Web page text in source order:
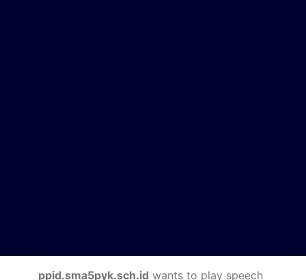
ppid.sma5pyk.sch.id wants to play speech